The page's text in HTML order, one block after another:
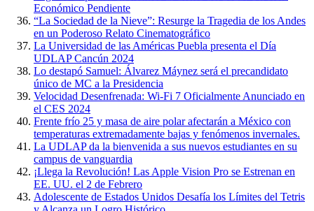
Económico Pendiente
“La Sociedad de la Nieve”: Resurge la Tragedia de los Andes
en un Poderoso Relato Cinematográfico
La Universidad de las Américas Puebla presenta el Día
UDLAP Cancún 2024
Lo destapó Samuel: Álvarez Máynez será el precandidato
único de MC a la Presidencia
Velocidad Desenfrenada: Wi-Fi 7 Oficialmente Anunciado en
el CES 2024
Frente frío 25 y masa de aire polar afectarán a México con
temperaturas extremadamente bajas y fenómenos invernales.
La UDLAP da la bienvenida a sus nuevos estudiantes en su
campus de vanguardia
¡Llega la Revolución! Las Apple Vision Pro se Estrenan en
EE. UU. el 2 de Febrero
Adolescente de Estados Unidos Desafía los Límites del Tetris